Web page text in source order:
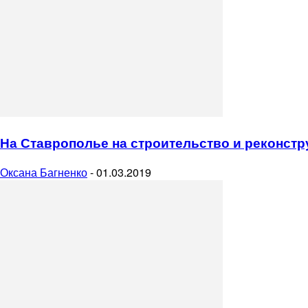
На Ставрополье на строительство и
Оксана Багненко-01.03.2019